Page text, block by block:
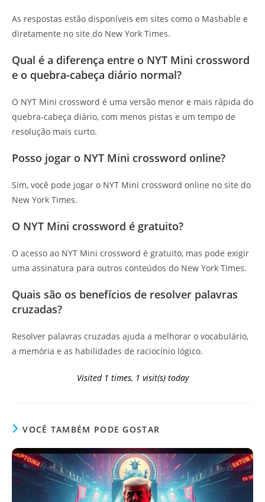
As respostas estão disponíveis em sites como o Mashable e
diretamente no site do New York Times.
Qual é a diferença entre o NYT Mini crossword
e o quebra-cabeça diário normal?
O NYT Mini crossword é uma versão menor e mais rápida do
quebra-cabeça diário, com menos pistas e um tempo de
resolução mais curto.
Posso jogar o NYT Mini crossword online?
Sim, você pode jogar o NYT Mini crossword online no site do
New York Times.
O NYT Mini crossword é gratuito?
O acesso ao NYT Mini crossword é gratuito, mas pode exigir
uma assinatura para outros conteúdos do New York Times.
Quais são os benefícios de resolver palavras
cruzadas?
Resolver palavras cruzadas ajuda a melhorar o vocabulário,
a memória e as habilidades de raciocínio lógico.
Visited 1 times, 1 visit(s) today
VOCÊ TAMBÉM PODE GOSTAR